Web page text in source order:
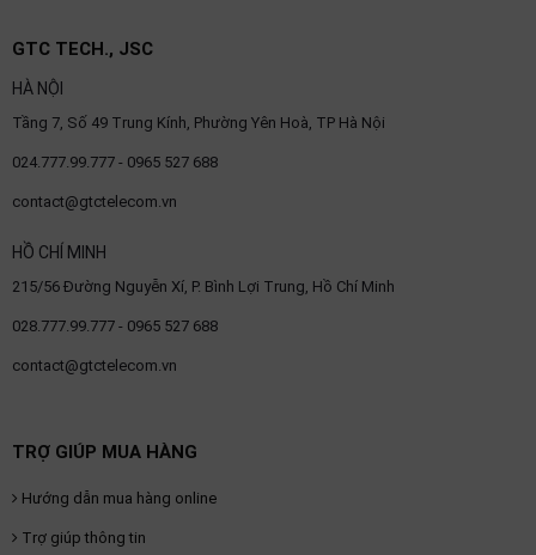
GTC TECH., JSC
HÀ NỘI
Tầng 7, Số 49 Trung Kính, Phường Yên Hoà, TP Hà Nội
024.777.99.777 - 0965 527 688
contact@gtctelecom.vn
HỒ CHÍ MINH
215/56 Đường Nguyễn Xí, P. Bình Lợi Trung, Hồ Chí Minh
028.777.99.777 - 0965 527 688
contact@gtctelecom.vn
TRỢ GIÚP MUA HÀNG
Hướng dẫn mua hàng online
Trợ giúp thông tin